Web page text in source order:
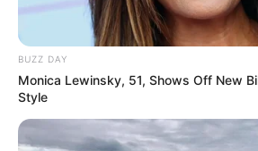
BUZZ DAY
Monica Lewinsky, 51, Shows Off New
Style